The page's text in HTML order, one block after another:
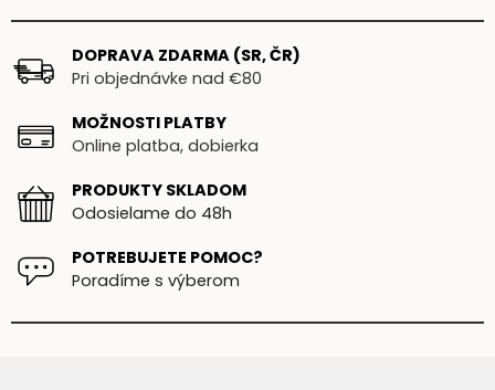
DOPRAVA ZDARMA (SR, ČR)
Pri objednávke nad €80
MOŽNOSTI PLATBY
Online platba, dobierka
PRODUKTY SKLADOM
Odosielame do 48h
POTREBUJETE POMOC?
Poradíme s výberom